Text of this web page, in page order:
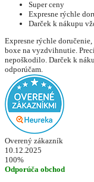
Super ceny
Expresne rýchle
Darček k nákupu
Expresne rýchle
boxe na vyzdvihnutie.
nepoškodilo. Darček k
odporúčam.
Overený zákazník
10.12.2025
100%
Odporúča obchod